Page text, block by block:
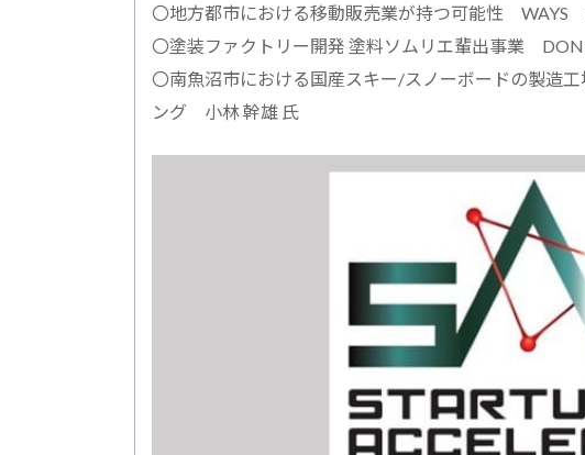
〇地方都市における移動販売業が持つ可能性 WAYS
〇塗装ファクトリー開発 塗料ソムリエ輩出事業
〇南魚沼市における国産スキー/スノーボードの製造
ング 小林 幹雄 氏